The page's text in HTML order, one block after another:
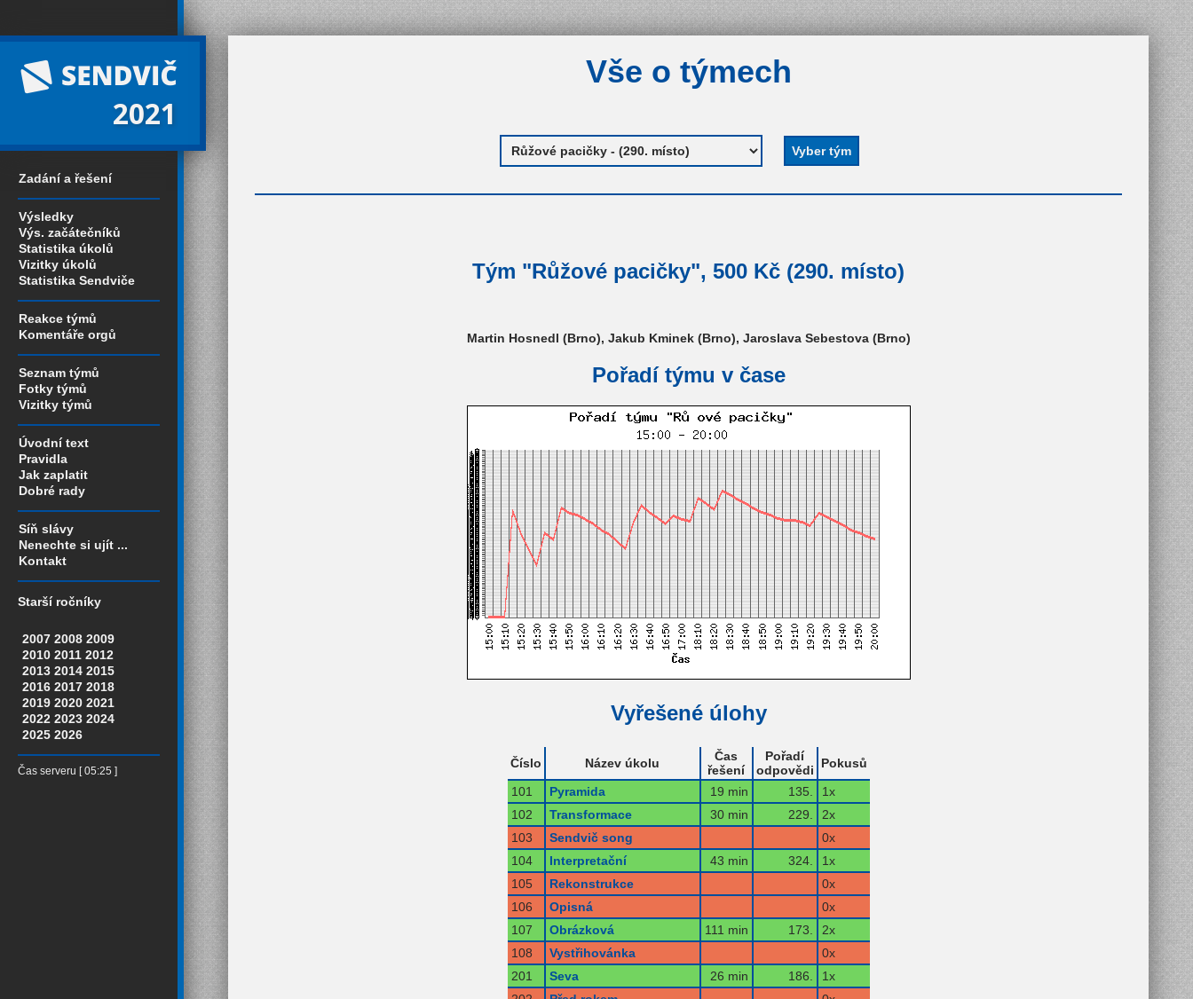
2021
Zadání a řešení
Výsledky
Výs. začátečníků
Statistika úkolů
Vizitky úkolů
Statistika Sendviče
Reakce týmů
Komentáře orgů
Seznam týmů
Fotky týmů
Vizitky týmů
Úvodní text
Pravidla
Jak zaplatit
Dobré rady
Síň slávy
Nenechte si ujít ...
Kontakt
Starší ročníky
2007 2008 2009
2010 2011 2012
2013 2014 2015
2016 2017 2018
2019 2020 2021
2022 2023 2024
2025 2026
Čas serveru [ 05:25 ]
Vše o týmech
Tým "Růžové pacičky", 500 Kč (290. místo)
Martin Hosnedl (Brno), Jakub Kminek (Brno), Jaroslava Sebestova (Brno)
Pořadí týmu v čase
Vyřešené úlohy
Číslo Název úkolu
Čas
řešení
Pořadí
odpovědi
Pokusů
101
Pyramida 19 min 135.
1x
102
Transformace 30 min 229.
2x
103
Sendvič song
0x
104
Interpretační 43 min 324.
1x
105
Rekonstrukce
0x
106
Opisná
0x
107
Obrázková 111 min 173.
2x
108
Vystřihovánka
0x
201
Seva 26 min 186.
1x